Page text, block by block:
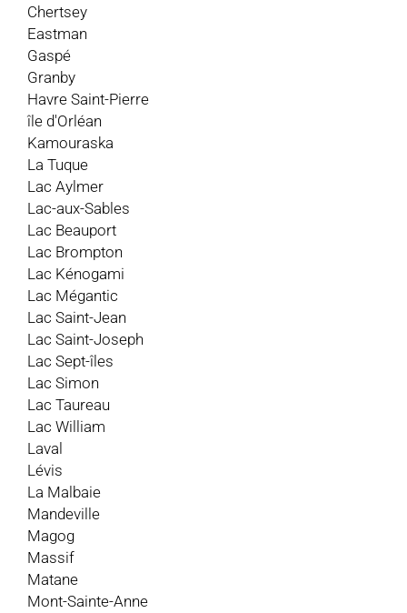
Chertsey
Eastman
Gaspé
Granby
Havre Saint-Pierre
île d'Orléan
Kamouraska
La Tuque
Lac Aylmer
Lac-aux-Sables
Lac Beauport
Lac Brompton
Lac Kénogami
Lac Mégantic
Lac Saint-Jean
Lac Saint-Joseph
Lac Sept-îles
Lac Simon
Lac Taureau
Lac William
Laval
Lévis
La Malbaie
Mandeville
Magog
Massif
Matane
Mont-Sainte-Anne